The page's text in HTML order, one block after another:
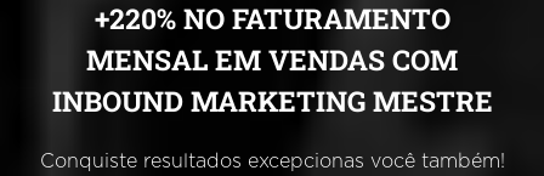
+220% NO FATURAMENTO
MENSAL EM VENDAS COM
INBOUND MARKETING MESTRE
Conquiste resultados excepcionas você também!